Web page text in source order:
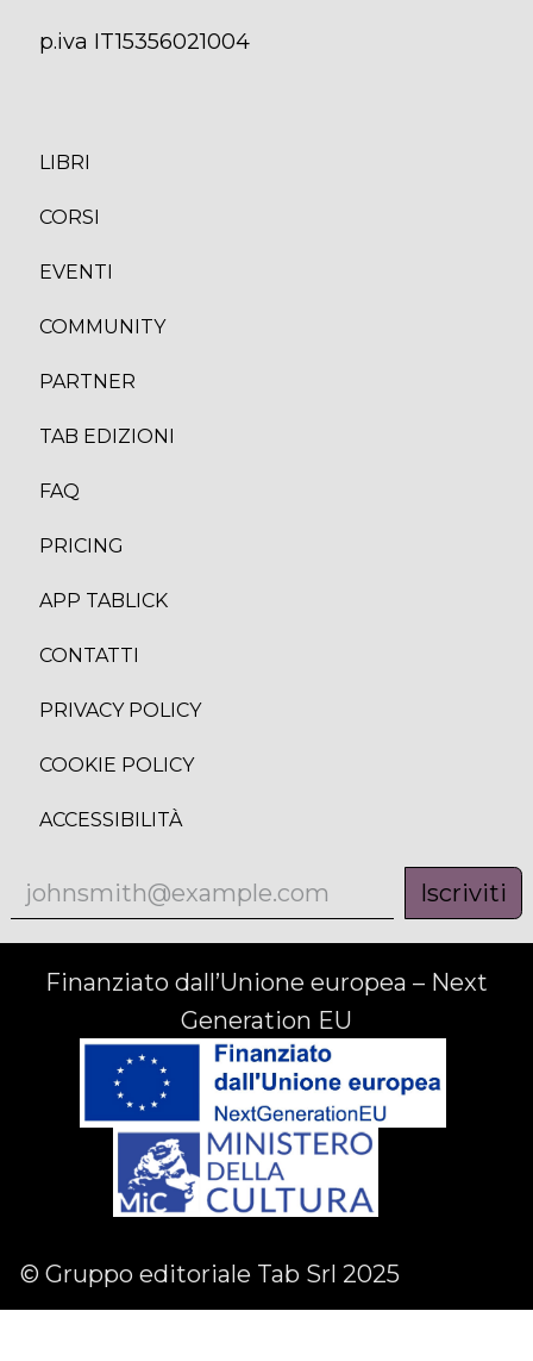
p.iva IT15356021004
LIBRI
CORS
EVENTI
COMMUNITY
PARTNER
TAB EDIZION
FAQ
PRICING
APP TABLICK
CONTATTI
PRIVACY POLICY
COOKIE POLICY
ACCESSIBILITÀ
Iscriviti
Finanziato dall’Unione europea – Next
Generation EU
© Gruppo editoriale Tab Srl 2025